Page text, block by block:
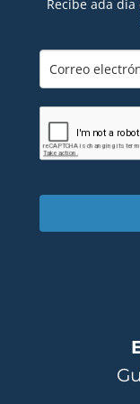
Recibe ada